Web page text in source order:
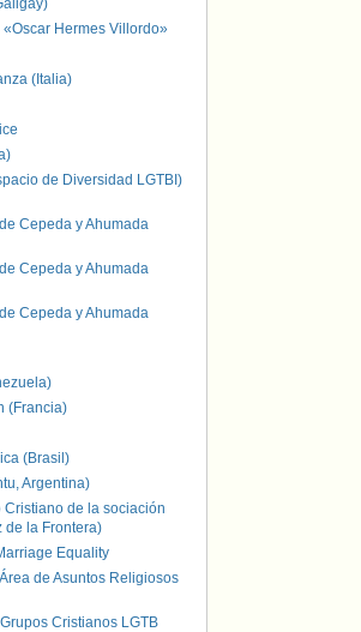
«Oscar Hermes Villordo»
(Italia)
de Diversidad LGTBI)
Cepeda y Ahumada
Cepeda y Ahumada
Cepeda y Ahumada
(Francia)
(Brasil)
Argentina)
Cristiano de la sociación
de la Frontera)
Equality
de Asuntos Religiosos
Cristianos LGTB